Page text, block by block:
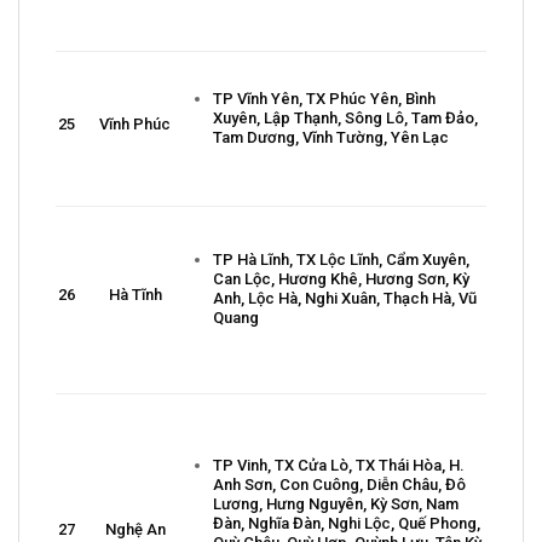
25 Vĩnh Phúc
TP Vĩnh Yên, TX Phúc Yên, Bình
Xuyên, Lập Thạnh, Sông Lô, Tam Đảo,
Tam Dương, Vĩnh Tường, Yên Lạc
26 Hà Tĩnh
TP Hà Lĩnh, TX Lộc Lĩnh, Cẩm Xuyên,
Can Lộc, Hương Khê, Hương Sơn, Kỳ
Anh, Lộc Hà, Nghi Xuân, Thạch Hà, Vũ
Quang
27 Nghệ An
TP Vinh, TX Cửa Lò, TX Thái Hòa, H.
Anh Sơn, Con Cuông, Diễn Châu, Đô
Lương, Hưng Nguyên, Kỳ Sơn, Nam
Đàn, Nghĩa Đàn, Nghi Lộc, Quế Phong,